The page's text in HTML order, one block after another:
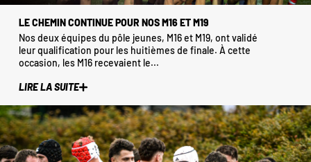
LE CHEMIN CONTINUE POUR NOS M16 ET M19
Nos deux équipes du pôle jeunes, M16 et M19, ont validé
leur qualification pour les huitièmes de finale. À cette
occasion, les M16 recevaient le...
LIRE LA SUITE